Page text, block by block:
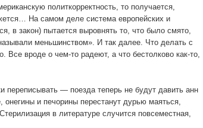
политкорректность, то получается,
На самом деле система европейских и
в закон) пытается выровнять то, что было смято,
меньшинством». И так далее. Что делать с
Все вроде о чем-то радеют, а что бестолково как-то,
переписывать — поезда теперь не будут давить анн
и печорины перестанут дурью маяться,
в литературе случится повсеместная,